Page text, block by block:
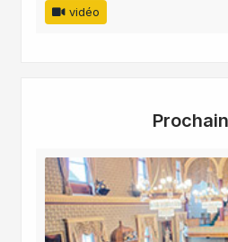
vidéo